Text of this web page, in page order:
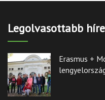
Legolvasottabb
Erasmus +